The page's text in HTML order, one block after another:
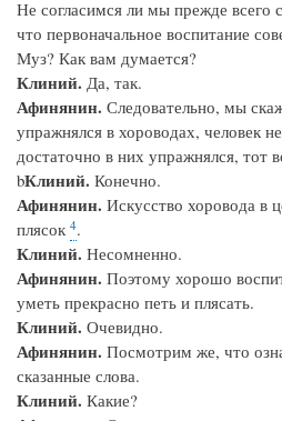
Не согласимся ли мы прежде всего
что первоначальное воспитание
Муз? Как вам думается?
Клиний. Да, так.
Афинянин. Следовательно, мы
упражнялся в хороводах, человек
достаточно в них упражнялся, тот
bКлиний. Конечно.
Афинянин. Искусство хоровода в
плясок 4.
Клиний. Несомненно.
Афинянин. Поэтому хорошо
уметь прекрасно петь и плясать.
Клиний. Очевидно.
Афинянин. Посмотрим же, что
сказанные слова.
Клиний. Какие?